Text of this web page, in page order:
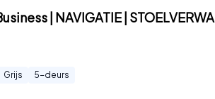
| NAVIGATIE | STOELVERWA
Grijs 5-deurs